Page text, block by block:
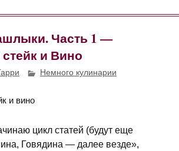
Часть 1 —
и Вино
Немного кулинарии
цикл статей (будут еще
Говядина — далее везде»,